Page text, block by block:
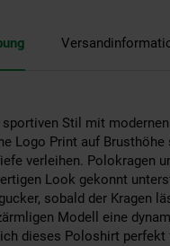
Stil mit
Logo Print auf
verleihen. Polokragen
Look gekonnt
sobald der Kragen
Modell eine
dieses Poloshirt